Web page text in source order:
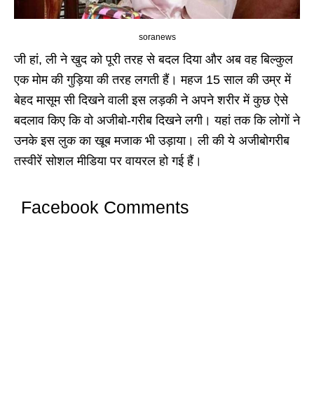
soranews
जी हां, ली ने खुद को पूरी तरह से बदल दिया और अब वह बिल्कुल
एक मोम की गुड़िया की तरह लगती हैं। महज 15 साल की उम्र में
बेहद मासूम सी दिखने वाली इस लड़की ने अपने शरीर में कुछ ऐसे
बदलाव किए कि वो अजीबो-गरीब दिखने लगी। यहां तक कि लोगों ने
उनके इस लुक का खूब मजाक भी उड़ाया। ली की ये अजीबोगरीब
तस्वीरें सोशल मीडिया पर वायरल हो गई हैं।
Facebook Comments